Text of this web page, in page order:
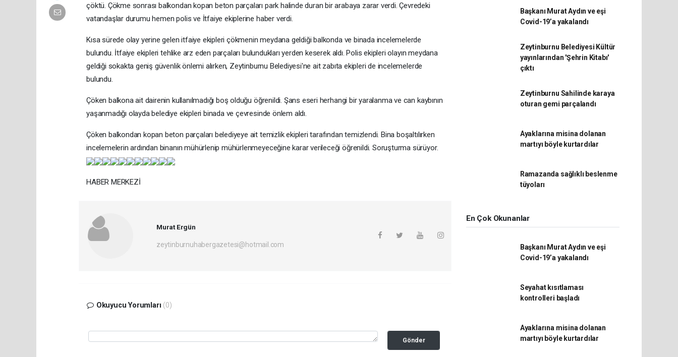
çöktü. Çökme sonrası balkondan kopan beton parçaları park halinde duran bir arabaya zarar verdi. Çevredeki
vatandaşlar durumu hemen polis ve İtfaiye ekiplerine haber verdi.
Kısa sürede olay yerine gelen itfaiye ekipleri çökmenin meydana geldiği balkonda ve binada incelemelerde
bulundu. İtfaiye ekipleri tehlike arz eden parçaları bulundukları yerden keserek aldı. Polis ekipleri olayın meydana
geldiği sokakta geniş güvenlik önlemi alırken, Zeytinburnu Belediyesi'ne ait zabıta ekipleri de incelemelerde
bulundu.
Çöken balkona ait dairenin kullanılmadığı boş olduğu öğrenildi. Şans eseri herhangi bir yaralanma ve can kaybının
yaşanmadığı olayda belediye ekipleri binada ve çevresinde önlem aldı.
Çöken balkondan kopan beton parçaları belediyeye ait temizlik ekipleri tarafından temizlendi. Bina boşaltılırken
incelemelerin ardından binanın mühürlenip mühürlenmeyeceğine karar verileceği öğrenildi. Soruşturma sürüyor.
HABER MERKEZİ
Murat Ergün
zeytinburnuhabergazetesi@hotmail.com
Okuyucu Yorumları (0)
Gönder
Başkanı Murat Aydın ve eşi
Covid-19’a yakalandı
Zeytinburnu Belediyesi Kültür
yayınlarından 'Şehrin Kitabı'
çıktı
Zeytinburnu Sahilinde karaya
oturan gemi parçalandı
Ayaklarına misina dolanan
martıyı böyle kurtardılar
Ramazanda sağlıklı beslenme
tüyoları
En Çok Okunanlar
Başkanı Murat Aydın ve eşi
Covid-19’a yakalandı
Seyahat kısıtlaması
kontrolleri başladı
Ayaklarına misina dolanan
martıyı böyle kurtardılar